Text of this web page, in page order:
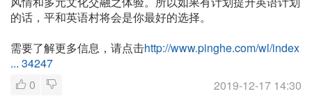
的话，平和英语村将会是你最好的选择。
需要了解更多信息，请点击http://www.pinghe.com/wl/index
... 34247
0
2019-12-17 14:30